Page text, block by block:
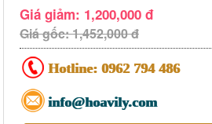
Giá giảm: 1,200,000 đ
Giá gốc: 1,452,000 đ
Hotline: 0962 794 486
info@hoavily.com